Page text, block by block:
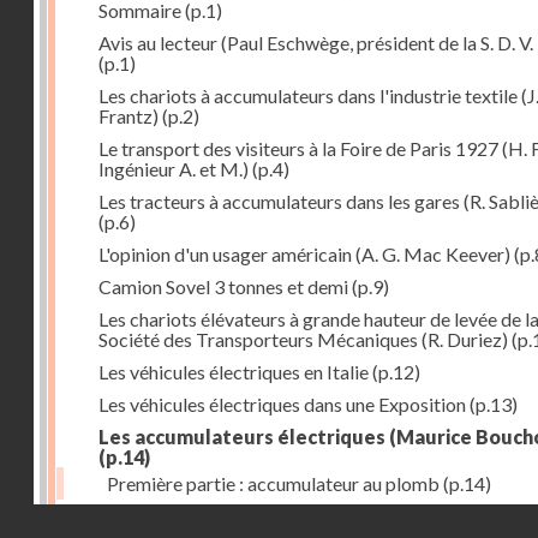
Sommaire(p.1)
Avis au lecteur (Paul Eschwège, président de la S. D. V.
(p.1)
Les chariots à accumulateurs dans l'industrie textile (J.
Frantz) (p.2)
Le transport des visiteurs à la Foire de Paris 1927 (H.
Ingénieur A. et M.) (p.4)
Les tracteurs à accumulateurs dans les gares (R.
(p.6)
L'opinion d'un usager américain (A. G. Mac Keever)
Camion Sovel 3 tonnes et demi(p.9)
Les chariots élévateurs à grande hauteur de levée de la
Société des Transporteurs Mécaniques (R. Duriez)
Les véhicules électriques en Italie(p.12)
Les véhicules électriques dans une Exposition(p.13)
Les accumulateurs électriques (Maurice
(p.14)
Première partie : accumulateur au plomb (p.14)